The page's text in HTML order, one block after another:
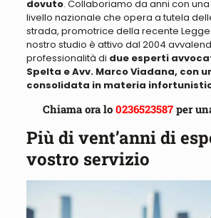
dovuto. Collaboriamo da anni con
livello nazionale che opera a tutela
strada, promotrice della recente
nostro studio è attivo dal 2004
professionalità di due esperti
Spelta e Avv. Marco Viadana, con
consolidata in materia
Chiama ora lo0236523587 per
Più di vent’anni di
vostro servizio